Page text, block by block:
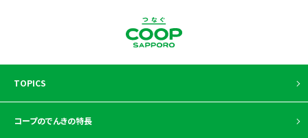
TOPICS
コープのでんきの特長